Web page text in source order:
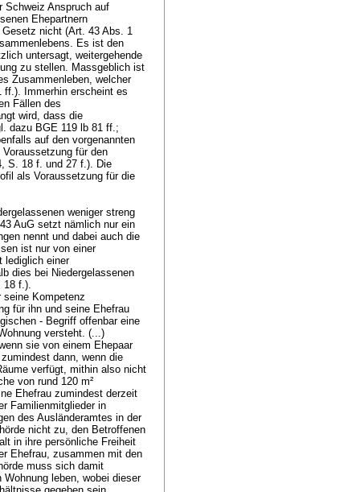
Schweiz Anspruch auf
Ehepartnern
nicht (Art. 43 Abs. 1
Es ist den
untersagt, weitergehende
zu stellen. Massgeblich ist
Zusammenleben, welcher
ff.). Immerhin erscheint es
Fällen des
wird, dass die
dazu BGE 119 lb 81 ff.;
auf den vorgenannten
für den
S. 18 f. und 27 f.). Die
als Voraussetzung für die
weniger streng
AuG setzt nämlich nur ein
nennt und dabei auch die
ist nur von einer
lediglich einer
dies bei Niedergelassenen
18 f.).
Kompetenz
für ihn und seine Ehefrau
- Begriff offenbar eine
versteht. (...)
sie von einem Ehepaar
dann, wenn die
verfügt, mithin also nicht
von rund 120 m²
Ehefrau zumindest derzeit
Familienmitglieder in
des Ausländeramtes in der
nicht zu, den Betroffenen
in ihre persönliche Freiheit
Ehefrau, zusammen mit den
muss sich damit
leben, wobei dieser